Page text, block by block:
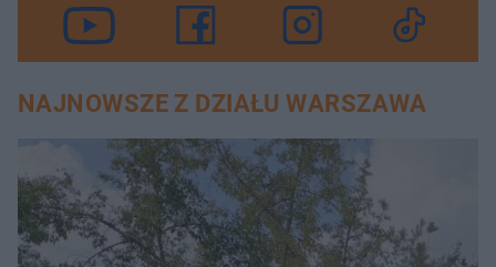
NAJNOWSZE Z DZIAŁU WARSZAWA